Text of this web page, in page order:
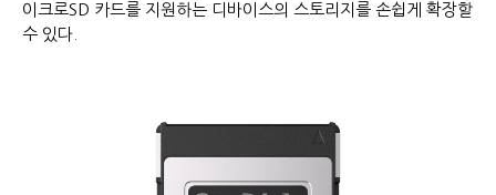
이크로SD 카드를 지원하는 디바이스의 스토리지를 손쉽게 확장할
수 있다.